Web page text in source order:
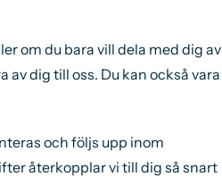
om du bara vill dela med dig av
av dig till oss. Du kan också vara
och följs upp inom
återkopplar vi till dig så snart